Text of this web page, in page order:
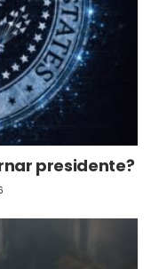
presidente?